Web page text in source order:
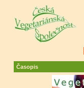
Časopis